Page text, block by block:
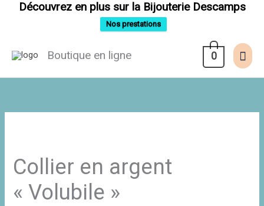
Découvrez en plus sur la Bijouterie Descamps
Nos prestations
Boutique en ligne 0
Collier en argent
« Volubile »